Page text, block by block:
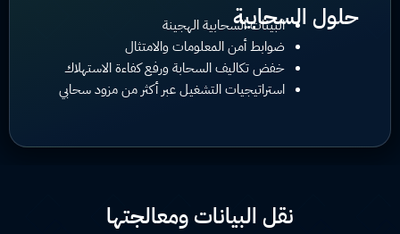
حلول السحابيةالبيئات السحابية الهجينة
ضوابط أمن المعلومات والامتثال
خفض تكاليف السحابة ورفع كفاءة الاستهلاك
استراتيجيات التشغيل عبر أكثر من مزود سحابي
نقل البيانات ومعالجتها